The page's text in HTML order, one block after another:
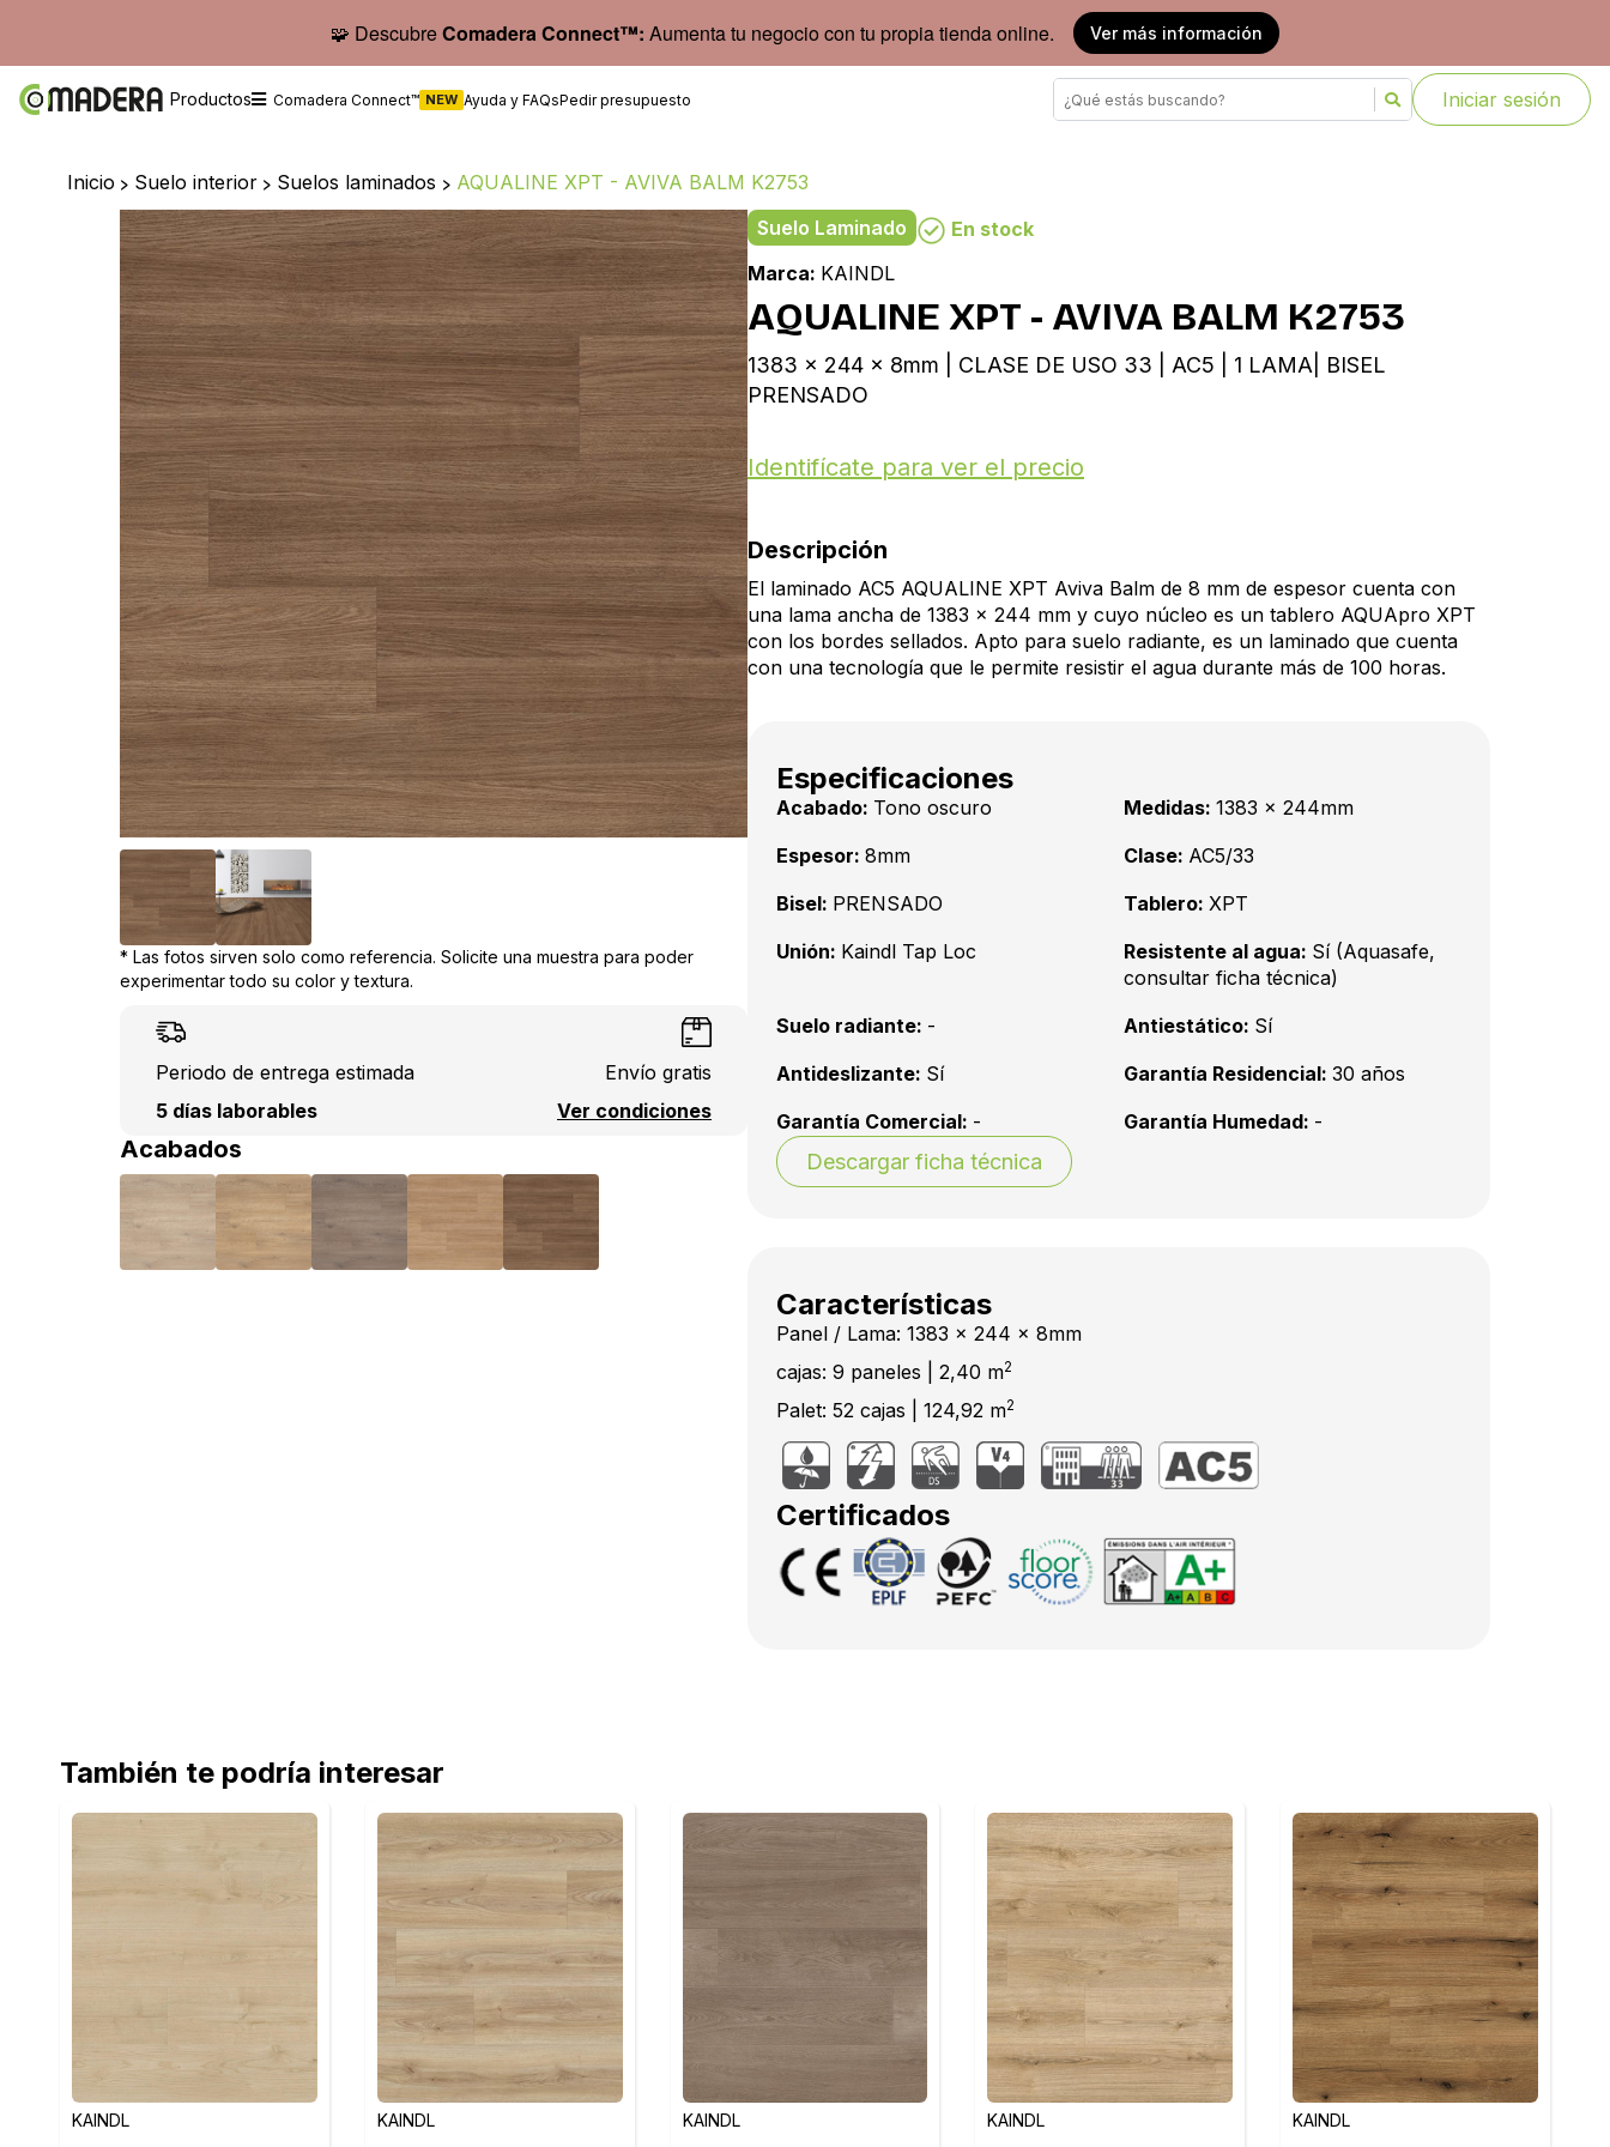
🧩 DescubreComadera Connect™: Aumenta tu negocio con tu propia tienda online. Ver más información
Productos Comadera Connect™ NEW Ayuda y FAQsPedir presupuesto Iniciar sesión
Inicio > Suelo interior > Suelos laminados > AQUALINE XPT - AVIVA BALM K2753
* Las fotos sirven solo como referencia. Solicite una muestra para poder
experimentar todo su color y textura.
Periodo de entrega estimada
5 días laborables
Envío gratis
Ver condiciones
Acabados
Suelo Laminado
En stock
Marca: KAINDL
AQUALINE XPT - AVIVA BALM K2753
1383 x 244 x 8mm | CLASE DE USO 33 | AC5 | 1 LAMA| BISEL
PRENSADO
Identifícate para ver el precio
Descripción
El laminado AC5 AQUALINE XPT Aviva Balm de 8 mm de espesor cuenta con
una lama ancha de 1383 x 244 mm y cuyo núcleo es un tablero AQUApro XPT
con los bordes sellados. Apto para suelo radiante, es un laminado que cuenta
con una tecnología que le permite resistir el agua durante más de 100 horas.
Especificaciones
Acabado: Tono oscuro Medidas: 1383 x 244mm
Espesor: 8mm Clase: AC5/33
Bisel: PRENSADO Tablero: XPT
Unión: Kaindl Tap Loc Resistente al agua: Sí (Aquasafe,
consultar ficha técnica)
Suelo radiante: - Antiestático: Sí
Antideslizante: Sí Garantía Residencial: 30 años
Garantía Comercial: - Garantía Humedad: -
Descargar ficha técnica
Características
Panel / Lama: 1383 x 244 x 8mm
cajas: 9 paneles | 2,40 m2
Palet: 52 cajas | 124,92 m2
Certificados
También te podría interesar
KAINDL KAINDL KAINDL KAINDL KAINDL